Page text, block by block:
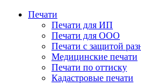
Печати
Печати для ИП
Печати для ООО
Печати с защитой
Медицинские печати
Печати по оттиску
Кадастровые печати